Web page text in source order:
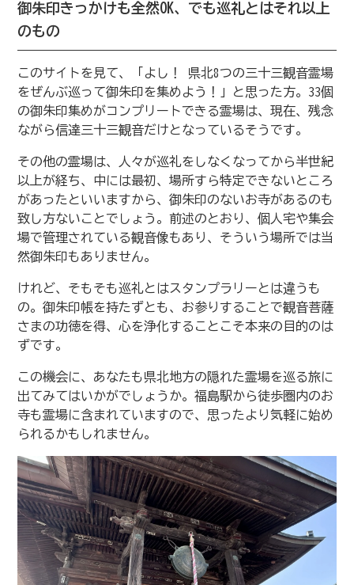
御朱印きっかけも全然OK、でも巡礼とはそれ以上
のもの
このサイトを見て、「よし！ 県北8つの三十三観音霊場
をぜんぶ巡って御朱印を集めよう！」と思った方。33個
の御朱印集めがコンプリートできる霊場は、現在、残念
ながら信達三十三観音だけとなっているそうです。
その他の霊場は、人々が巡礼をしなくなってから半世紀
以上が経ち、中には最初、場所すら特定できないところ
があったといいますから、御朱印のないお寺があるのも
致し方ないことでしょう。前述のとおり、個人宅や集会
場で管理されている観音像もあり、そういう場所では当
然御朱印もありません。
けれど、そもそも巡礼とはスタンプラリーとは違うも
の。御朱印帳を持たずとも、お参りすることで観音菩薩
さまの功徳を得、心を浄化することこそ本来の目的のは
ずです。
この機会に、あなたも県北地方の隠れた霊場を巡る旅に
出てみてはいかがでしょうか。福島駅から徒歩圏内のお
寺も霊場に含まれていますので、思ったより気軽に始め
られるかもしれません。